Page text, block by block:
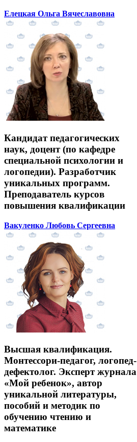
Елецкая Ольга Вячеславовна
Кандидат педагогических
наук, доцент (по кафедре
специальной психологии и
логопедии). Разработчик
уникальных программ.
Преподаватель курсов
повышения квалификации
Вакуленко Любовь Сергеевна
Высшая квалификация.
Монтессори-педагог, логопед-
дефектолог. Эксперт журнала
«Мой ребенок», автор
уникальной литературы,
пособий и методик по
обучению чтению и
математике